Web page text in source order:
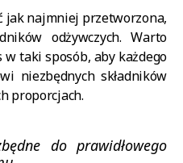
jak najmniej przetworzona,
odżywczych. Warto
w taki sposób, aby każdego
niezbędnych składników
proporcjach.
do prawidłowego